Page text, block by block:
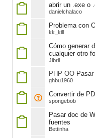
abrir un .exe o
danielchalaco
Problema con
kk_kill
Cómo generar
cualquier otro
Jibril
PHP OO
ghbu1960
Convertir de
spongebob
Pasar doc de
fuentes
Bettinha